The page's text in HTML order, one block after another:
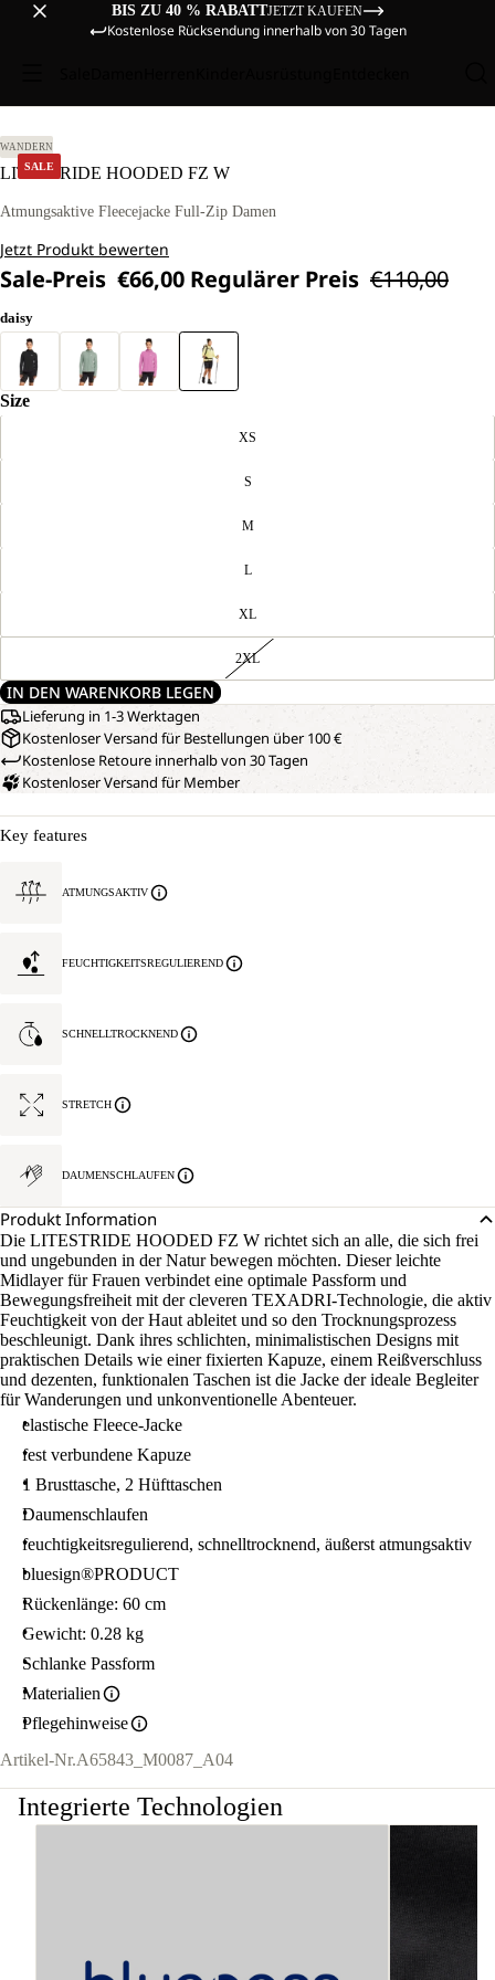
BIS ZU 40 % RABATTJETZT KAUFEN
Kostenlose Rücksendung innerhalb von 30 Tagen
SALE
M
VOLLBILD
MODEL
IST
RÄGT G
WANDERN
LITESTRIDE HOODED FZ W
Atmungsaktive Fleecejacke Full-Zip Damen
Jetzt Produkt bewerten
Sale-Preis €66,00 Regulärer Preis €110,00
daisy
Size
XS
S
M
L
XL
2XL
IN DEN WARENKORB LEGEN
Lieferung in 1-3 Werktagen
Kostenloser Versand für Bestellungen über 100 €
Kostenlose Retoure innerhalb von 30 Tagen
Kostenloser Versand für Member
Key features
ATMUNGSAKTIV
FEUCHTIGKEITSREGULIEREND
SCHNELLTROCKNEND
STRETCH
DAUMENSCHLAUFEN
Produkt Information
Die LITESTRIDE HOODED FZ W richtet sich an alle, die sich frei
und ungebunden in der Natur bewegen möchten. Dieser leichte
Midlayer für Frauen verbindet eine optimale Passform und
Bewegungsfreiheit mit der cleveren TEXADRI-Technologie, die aktiv
Feuchtigkeit von der Haut ableitet und so den Trocknungsprozess
beschleunigt. Dank ihres schlichten, minimalistischen Designs mit
praktischen Details wie einer fixierten Kapuze, einem Reißverschluss
und dezenten, funktionalen Taschen ist die Jacke der ideale Begleiter
für Wanderungen und unkonventionelle Abenteuer.
elastische Fleece-Jacke
fest verbundene Kapuze
1 Brusttasche, 2 Hüfttaschen
Daumenschlaufen
feuchtigkeitsregulierend, schnelltrocknend, äußerst atmungsaktiv
bluesign®PRODUCT
Rückenlänge: 60 cm
Gewicht: 0.28 kg
Schlanke Passform
Materialien
Pflegehinweise
Artikel-Nr.A65843_M0087_A04
Integrierte Technologien